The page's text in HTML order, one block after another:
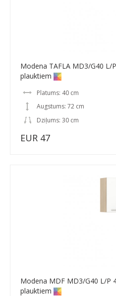
Modena TAFLA MD3/G40 L/
plauktiem
Platums: 40 cm
Augstums: 72 cm
Dziļums: 30 cm
EUR 47
Modena MDF MD3/G40 L/P
plauktiem